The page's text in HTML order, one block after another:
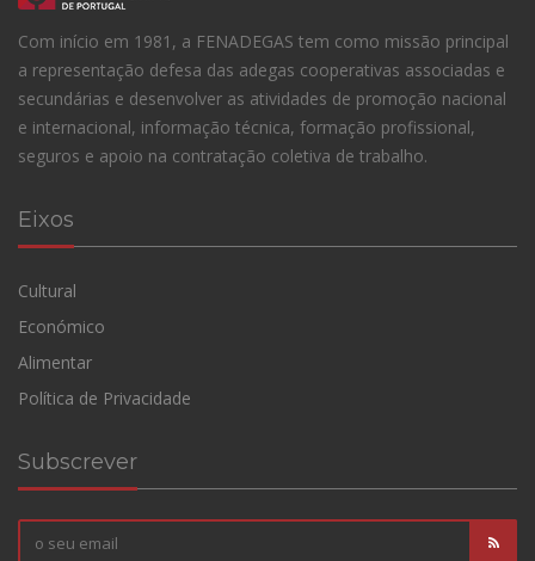
Com início em 1981, a FENADEGAS tem como missão principal
a representação defesa das adegas cooperativas associadas e
secundárias e desenvolver as atividades de promoção nacional
e internacional, informação técnica, formação profissional,
seguros e apoio na contratação coletiva de trabalho.
Eixos
Cultural
Económico
Alimentar
Política de Privacidade
Subscrever